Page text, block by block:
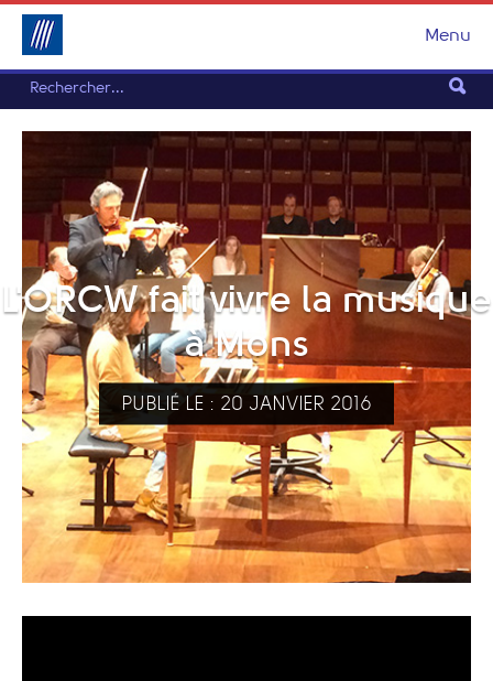
Menu
L'ORCW fait vivre la musique
à Mons
PUBLIÉ LE : 20 JANVIER 2016